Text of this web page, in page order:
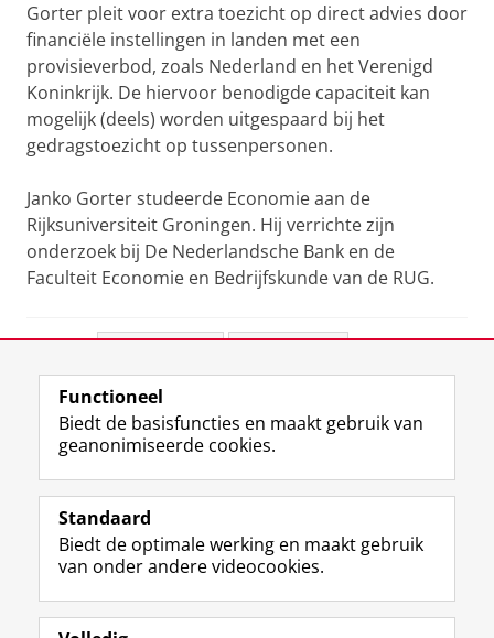
Gorter pleit voor extra toezicht op direct advies door
financiële instellingen in landen met een
provisieverbod, zoals Nederland en het Verenigd
Koninkrijk. De hiervoor benodigde capaciteit kan
mogelijk (deels) worden uitgespaard bij het
gedragstoezicht op tussenpersonen.
Janko Gorter studeerde Economie aan de
Rijksuniversiteit Groningen. Hij verrichte zijn
onderzoek bij De Nederlandsche Bank en de
Faculteit Economie en Bedrijfskunde van de RUG.
View this page in:English
Volg de RUG
F
a
e
b
o
L
i
k
e
I
R
S
-
f
e
I
n
t
r
Y
o
T
e
Studiekiezers
Alumni
Functioneel
Biedt de basisfuncties en maakt gebruik van
geanonimiseerde cookies.
Standaard
Biedt de optimale werking en maakt gebruik
van onder andere videocookies.